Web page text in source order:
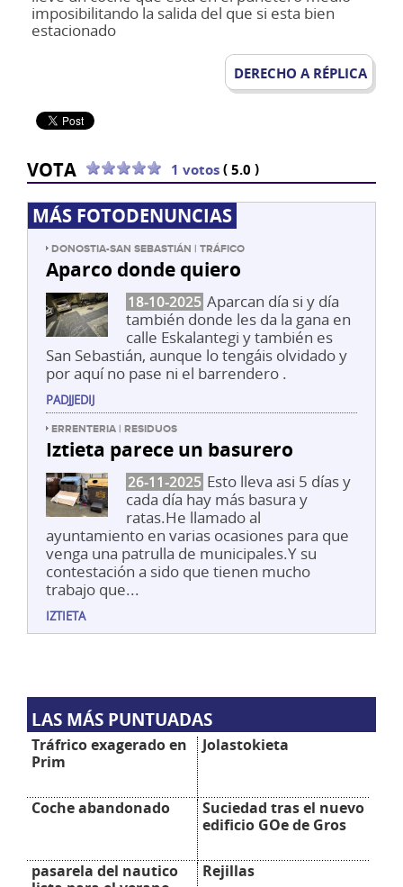
imposibilitando la salida del que si esta bien
estacionado
DERECHO A RÉPLICA
VOTA 1 votos(5.0 )
MÁS FOTODENUNCIAS
DONOSTIA-SAN SEBASTIÁN | TRÁFICO
Aparco donde quiero
18-10-2025 Aparcan día si y día
también donde les da la gana en
calle Eskalantegi y también es
San Sebastián, aunque lo tengáis olvidado y
por aquí no pase ni el barrendero .
PADJJEDIJ
ERRENTERIA | RESIDUOS
Iztieta parece un basurero
26-11-2025 Esto lleva asi 5 días y
cada día hay más basura y
ratas.He llamado al
ayuntamiento en varias ocasiones para que
venga una patrulla de municipales.Y su
contestación a sido que tienen mucho
trabajo que...
IZTIETA
LAS MÁS PUNTUADAS
Tráfrico exagerado en
Prim
Jolastokieta
Coche abandonado
Suciedad tras el nuevo
edificio GOe de Gros
pasarela del nautico
Rejillas